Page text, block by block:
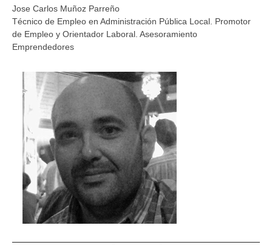
Jose Carlos Muñoz Parreño
Técnico de Empleo en Administración Pública Local. Promotor
de Empleo y Orientador Laboral. Asesoramiento
Emprendedores